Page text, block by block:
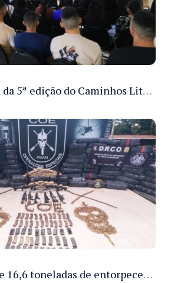
Sejusc participa da 5ª edição do Caminhos Literários com foco na cultura hip-hop nas unidades socioeducativas
PMAM apreende 16,6 toneladas de entorpecentes e registra aumento nas prisões em flagrante e nas capturas de foragidos no primeiro semestre de 2026